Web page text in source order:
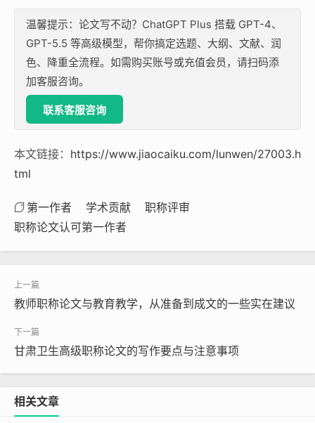
温馨提示：论文写不动？ChatGPT Plus 搭载 GPT-4、
GPT-5.5 等高级模型，帮你搞定选题、大纲、文献、润
色、降重全流程。如需购买账号或充值会员，请扫码添
加客服咨询。
联系客服咨询
本文链接： https://www.jiaocaiku.com/lunwen/27003.h
tml
第一作者 学术贡献
职称评审
职称论文认可第一作者
教师职称论文与教育教学，从准备到成文的一些实在建议
甘肃卫生高级职称论文的写作要点与注意事项
相关文章